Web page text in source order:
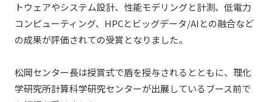
トウェアやシステム設計、性能モデリングと計測、低電力
コンピューティング、HPCとビッグデータ/AIとの融合など
の成果が評価されての受賞となりました。
松岡センター長は授賞式で盾を授与されるとともに、理化
学研究所計算科学研究センターが出展しているブース前で